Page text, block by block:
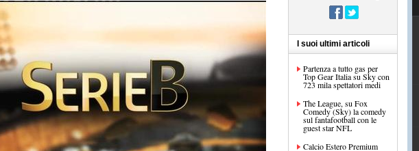
I suoi ultimi articoli
Partenza a tutto gas per
Top Gear Italia su Sky con
723 mila spettatori medi
The League, su Fox
Comedy (Sky) la comedy
sul fantafootball con le
guest star NFL
Calcio Estero Premium